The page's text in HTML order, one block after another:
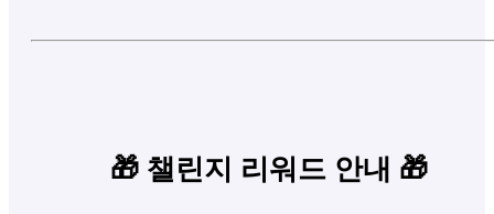
🎁 챌린지 리워드 안내 🎁